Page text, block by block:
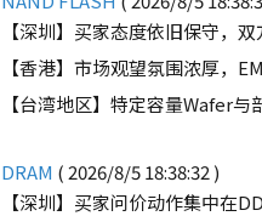
【深圳】买家态度依旧保守，
DRAM ( 2026/8/5 18:38:32 )
【深圳】买家问价动作集中在